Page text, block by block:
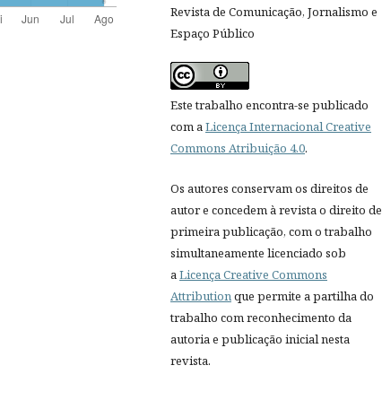
Revista de Comunicação, Jornalismo e
Espaço Público
Este trabalho encontra-se publicado
com aLicença Internacional Creative
Commons Atribuição 4.0.
Os autores conservam os direitos de
autor e concedem à revista o direito de
primeira publicação, com o trabalho
simultaneamente licenciado sob
a Licença Creative Commons
Attribution que permite a partilha do
trabalho com reconhecimento da
autoria e publicação inicial nesta
revista.